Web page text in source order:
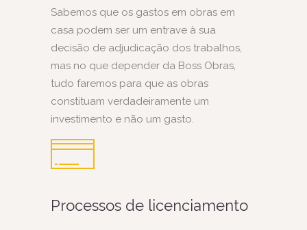
Sabemos que os gastos em obras em
casa podem ser um entrave à sua
decisão de adjudicação dos trabalhos,
mas no que depender da Boss Obras,
tudo faremos para que as obras
constituam verdadeiramente um
investimento e não um gasto.
Processos de licenciamento